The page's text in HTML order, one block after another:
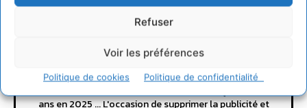
Refuser
Voir les préférences
Politique de cookies Politique de confidentialité
Cyrille Souche
https://cdurable.info
ans en 2025 ... L'occasion de supprimer la publicité et